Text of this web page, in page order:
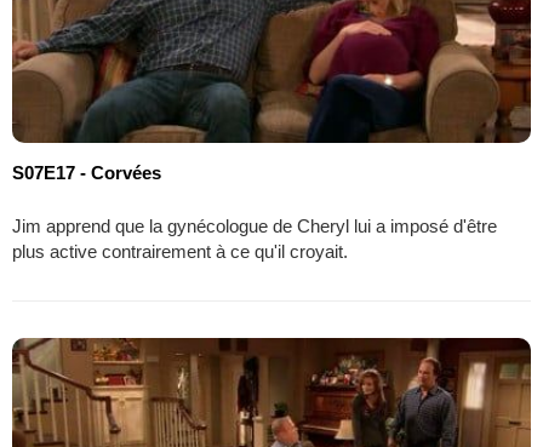
S07E17 - Corvées
Jim apprend que la gynécologue de Cheryl lui a imposé d'être
plus active contrairement à ce qu'il croyait.